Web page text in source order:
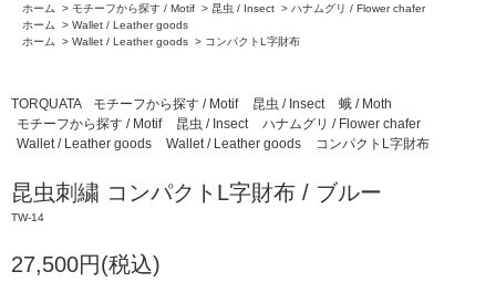
ホーム
> モチーフから探す / Motif > 昆虫 / Insect > ハナムグリ / Flower chafer
ホーム
> Wallet / Leather goods
ホーム
> Wallet / Leather goods > コンパクトL字財布
TORQUATA モチーフから探す / Motif 昆虫 / Insect
蛾 / Moth
モチーフから探す / Motif
昆虫 / Insect
ハナムグリ / Flower chafer
Wallet / Leather goods
Wallet / Leather goods コンパクトL字財布
昆虫刺繍 コンパクトL字財布 / ブルー
TW-14
27,500円(税込)